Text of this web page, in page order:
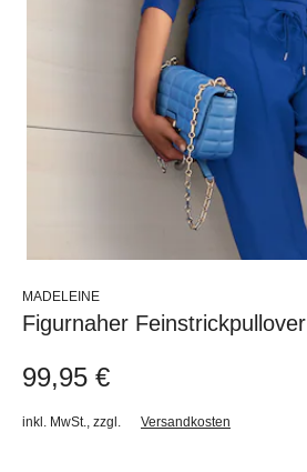
MADELEINE
Figurnaher Feinstrickpullover
99,95 €
inkl. MwSt. zzgl. Versandkosten